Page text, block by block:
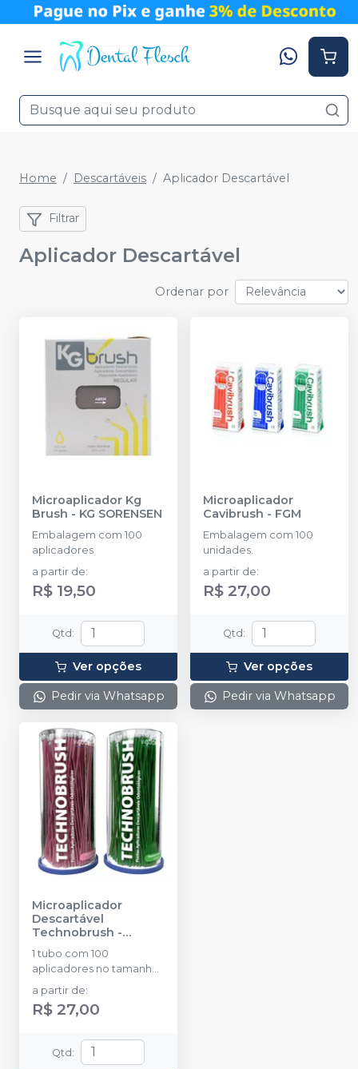
Home Descartáveis Aplicador Descartável
Filtrar
Aplicador Descartável
Ordenar por
Microaplicador Kg
Brush - KG SORENSEN
Embalagem com 100
aplicadores
a partir de:
R$ 19,50
Qtd :
Ver opções
Pedir via Whatsapp
Microaplicador
Cavibrush - FGM
Embalagem com 100
unidades.
a partir de:
R$ 27,00
Qtd :
Ver opções
Pedir via Whatsapp
Microaplicador
Descartável
Technobrush -
VIGODENT
1 tubo com 100
aplicadores no tamanho
Regular ou Fino
a partir de:
R$ 27,00
Qtd :